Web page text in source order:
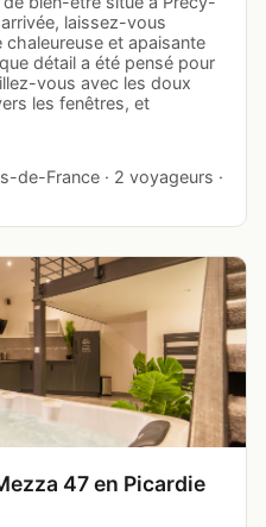
laissez-vous
et apaisante
détail a été pensé pour
vous avec les doux
les fenêtres, et
de-France · 2 voyageurs ·
47 en Picardie